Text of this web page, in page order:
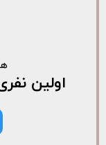
اولین